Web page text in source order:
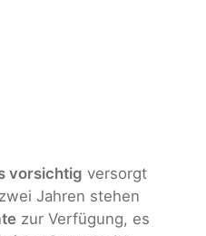
vorsichtig versorgt
Jahren stehen
zur Verfügung, es